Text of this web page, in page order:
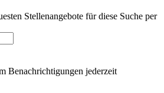
Stellenangebote für diese Suche per
Benachrichtigungen jederzeit